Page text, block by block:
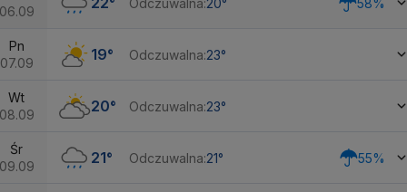
Pn
07.09
19° Odczuwalna:23°
Wt
20° Odczuwalna:23°
Śr
21° Odczuwalna:21° 55%